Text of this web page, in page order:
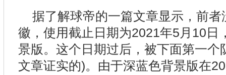
据了解球帝的一篇文章显示，前者
徽，使用截止日期为2021年5月10日
景版。这个日期过后，被下面第一个
文章证实的)。由于深蓝色背景版在